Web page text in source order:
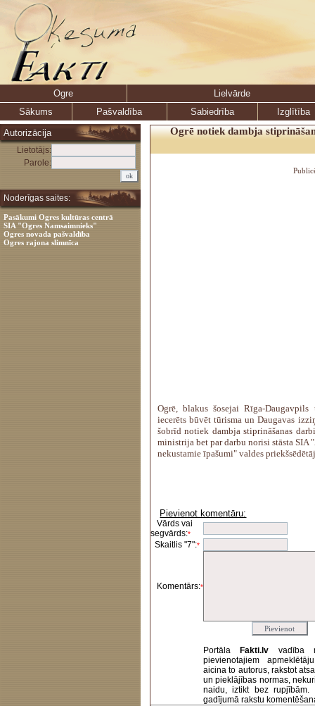
Ogre
Lielvārde
Sākums
Pašvaldība Sabiedrība
Izglītība
Autorizācija
Lietotājs:
Parole:
Noderīgas saites:
Pasākumi Ogres kultūras centrā
SIA "Ogres Namsaimnieks"
Ogres novada pašvaldība
Ogres rajona slimnīca
Ogrē notiek dambja
Ogrē, blakus šosejai Rīga-
iecerēts būvēt tūrisma un Daugavas
šobrīd notiek dambja stiprināšanas
ministrija bet par darbu norisi stāsta SIA
nekustamie īpašumi" valdes
Pievienot komentāru:
Vārds vai
segvārds:*
Skaitlis "7":*
Komentārs:*
Portāla Fakti.lv vadība
pievienotajiem
aicina to autorus, rakstot
un pieklājības normas,
naidu, iztikt bez rupjībām.
gadījumā rakstu